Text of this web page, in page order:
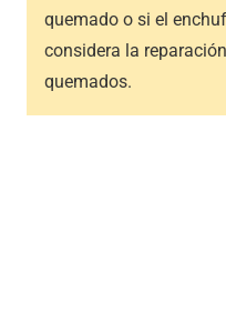
quemado o si el
considera la
quemados.